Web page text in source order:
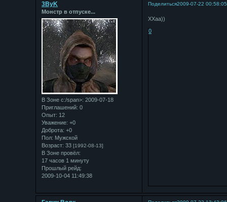
Поделиться2009-07-22 00:58:05
3ByK
Монстр в отпуске...
В Зоне с:/span>: 2009-07-18
Приглашений: 0
Опыт: 12
Уважение: +0
Доброта: +0
Пол: Мужской
Возраст: 33 [1992-08-13]
В Зоне провёл:
17 часов 1 минуту
Прошлый рейд:
2009-10-04 11:49:38
ХХаа))
0